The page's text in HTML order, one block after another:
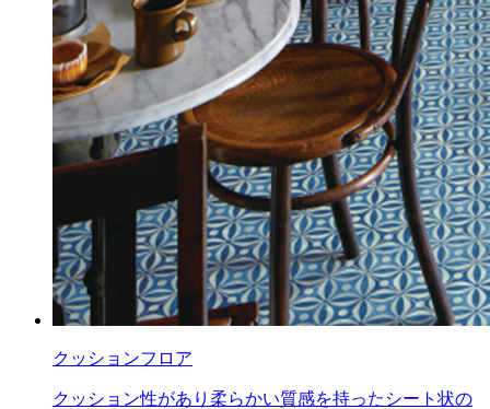
クッションフロア
クッション性があり柔らかい質感を持ったシート状の